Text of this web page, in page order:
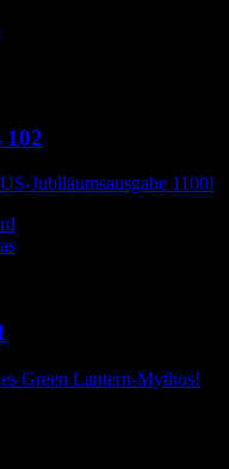
102
Jubiläumsausgabe 1100!
Green Lantern-Mythos!